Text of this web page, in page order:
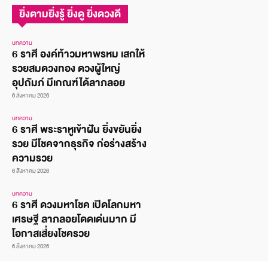
ยิ่งตามยิ่งรู้ ยิ่งดู ยิ่งดวงดี
บทความ
6 ราศี องค์ท้าวมหาพรหม เสกให้
รวยสมดวงทอง ดวงผู้ใหญ่
อุปถัมภ์ มีเกณฑ์ได้ลาภลอย
6 สิงหาคม 2026
บทความ
6 ราศี พระราหูเข้าฝัน ยิ่งขยันยิ่ง
รวย มีโชคจากธุรกิจ ก่อร่างสร้าง
ความรวย
6 สิงหาคม 2026
บทความ
6 ราศี ดวงมหาโชค เปิดโลกมหา
เศรษฐี ลาภลอยโดดเด่นมาก มี
โอกาสเสี่ยงโชครวย
6 สิงหาคม 2026